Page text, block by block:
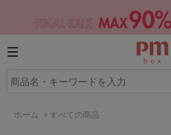
ホーム > すべての商品